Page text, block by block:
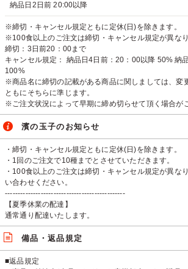
納品日2日前 20:00以降
※締切・キャンセル規定ともに定休(日)を除きます。
※100食以上のご注文は締切・キャンセル規定が異なり
締切：3日前20：00まで
キャンセル規定： 納品日4日前：20：00以降 50% 納
100%
※商品名に締切の記載がある商品に関しましては、変
ともにそちらに準じます。
※ご注文状況によって早期に締め切らせて頂く場合が
濱の玉子のお知らせ
・締切・キャンセル規定ともに定休(日)を除きます。
・1回のご注文で10種までとさせていただきます。
・100食以上のご注文は締切・キャンセル規定が異な
い合わせください。
-----------------------------------------------
【夏季休業の配達】
通常通り配達いたします。
備品・返品規定
■返品規定